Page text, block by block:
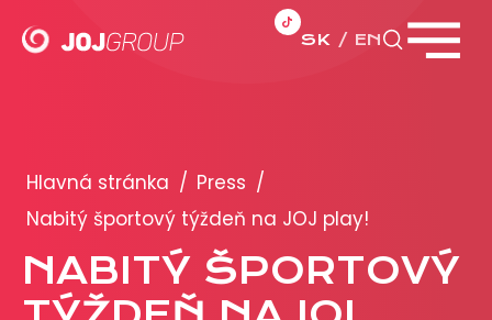
SK EN
Brandy
Produkty
PRODUKCIA
Hlavná stránka / Press /
Nabitý športový týždeň na JOJ play!
NABITÝ ŠPORTOVÝ